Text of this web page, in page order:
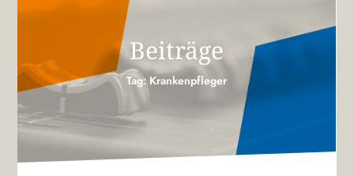
Beiträge
Tag: Krankenpfleger